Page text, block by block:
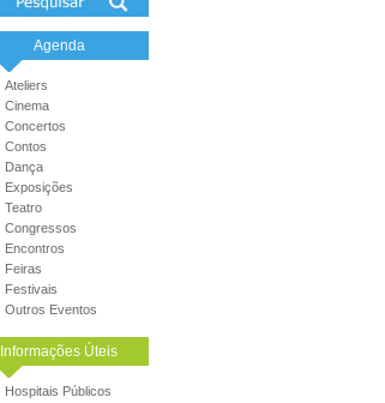
Agenda
Ateliers
Cinema
Concertos
Contos
Dança
Exposições
Teatro
Congressos
Encontros
Feiras
Festivais
Outros Eventos
Informações Úteis
Hospitais Públicos